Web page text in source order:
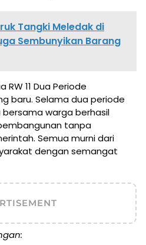
Tangki Meledak di
Sembunyikan Barang
RW 11 Dua Periode
baru. Selama dua periode
bersama warga berhasil
tanpa
Semua murni dari
dengan semangat